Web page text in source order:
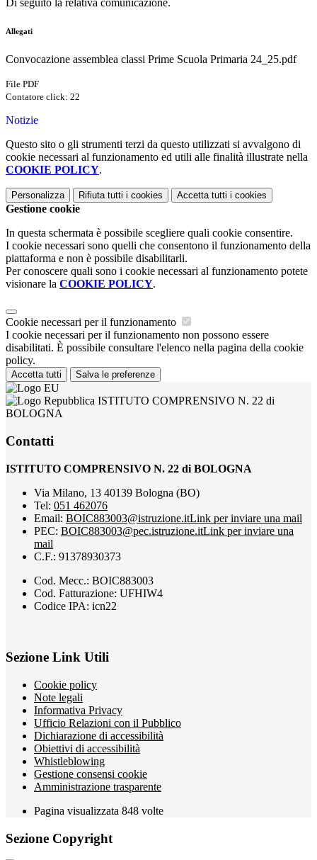
Di seguito la relativa comunicazione.
Allegati
Convocazione assemblea classi Prime Scuola Primaria 24_25.pdf
File PDF
Contatore click: 22
Notizie
Questo sito o gli strumenti terzi da questo utilizzati si avvalgono di
cookie necessari al funzionamento ed utili alle finalità illustrate nella
COOKIE POLICY.
Personalizza Rifiuta tutti i cookies Accetta tutti i cookies
Gestione cookie
In questa schermata è possibile scegliere quali cookie consentire.
I cookie necessari sono quelli che consentono il funzionamento della
piattaforma e non è possibile disabilitarli.
Per conoscere quali sono i cookie necessari al funzionamento potete
visionare la COOKIE POLICY.
Cookie necessari per il funzionamento
I cookie necessari per il funzionamento non possono essere
disabilitati. È possibile consultare l'elenco nella pagina della cookie
policy.
Accetta tutti Salva le preferenze
ISTITUTO COMPRENSIVO N. 22 di
BOLOGNA
Contatti
ISTITUTO COMPRENSIVO N. 22 di BOLOGNA
Via Milano, 13 40139 Bologna (BO)
Tel: 051 462076
Email: BOIC883003@istruzione.itLink per inviare una mail
PEC: BOIC883003@pec.istruzione.itLink per inviare una
mail
C.F.: 91378930373
Cod. Mecc.: BOIC883003
Cod. Fatturazione: UFHIW4
Codice IPA: icn22
Sezione Link Utili
Cookie policy
Note legali
Informativa Privacy
Ufficio Relazioni con il Pubblico
Dichiarazione di accessibilità
Obiettivi di accessibilità
Whistleblowing
Gestione consensi cookie
Amministrazione trasparente
Pagina visualizzata 848 volte
Sezione Copyright